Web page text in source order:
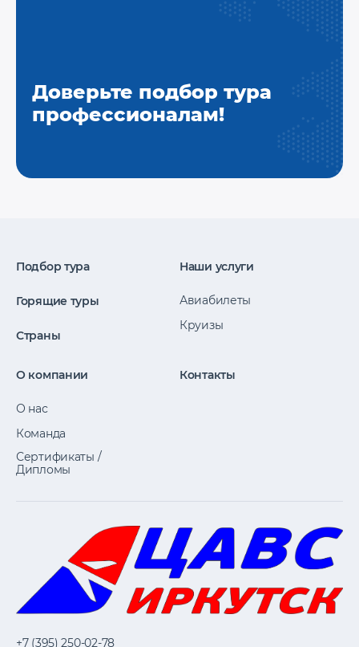
Доверьте подбор тура
профессионалам!
+7 (395) 250-02-78
Подбор тура
Горящие туры
Страны
Наши услуги
Авиабилеты
Круизы
О компании
О нас
Команда
Сертификаты /
Дипломы
Контакты